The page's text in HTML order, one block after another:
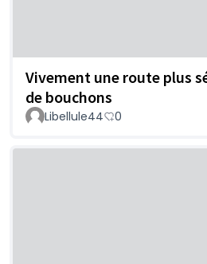
Vivement une route plus
de bouchons
Libellule44 0